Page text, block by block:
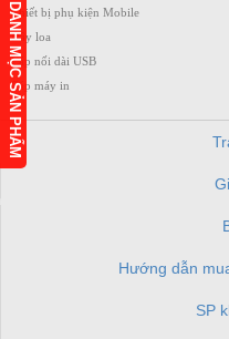
Thiết bị phụ kiện Mobile
Dây loa
Cáp nối dài USB
Cáp máy in
Hướng dẫn
SP
DANH MỤC SẢN PHẨM